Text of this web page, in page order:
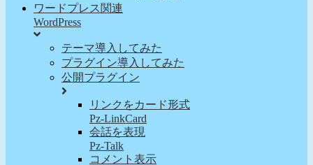
ワードプレス関連
WordPress
テーマ導入してみた
プラグイン導入してみた
公開プラグイン
リンクをカード形式
Pz-LinkCard
会話を表現
Pz-Talk
コメント表示